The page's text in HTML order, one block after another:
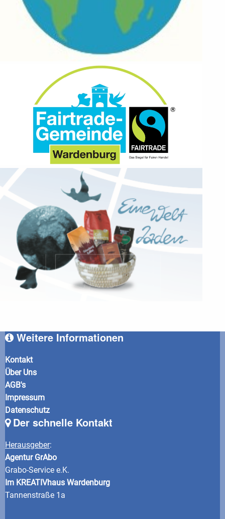
Weitere Informationen
Kontakt
Über Uns
AGB's
Impressum
Datenschutz
Der schnelle Kontakt
Herausgeber:
Agentur GrAbo
Grabo-Service e.K.
Im KREATIVhaus Wardenburg
Tannenstraße 1a